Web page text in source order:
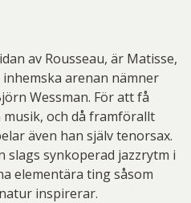
av Rousseau, är Matisse,
arenan nämner
Wessman. För att få
och då framförallt
även han själv tenorsax.
slags synkoperad jazzrytm i
elementära ting såsom
inspirerar.